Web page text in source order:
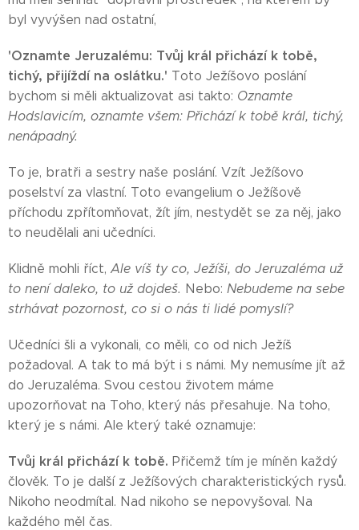
byl vyvýšen nad ostatní,
'Oznamte Jeruzalému: Tvůj král přichází k tobě,
tichý, přijíždí na oslátku.' Toto Ježíšovo poslání
bychom si měli aktualizovat asi takto: Oznamte
Hodslavicím, oznamte všem: Přichází k tobě král, tichý,
nenápadný.
To je, bratři a sestry naše poslání. Vzít Ježíšovo
poselství za vlastní. Toto evangelium o Ježíšově
příchodu zpřítomňovat, žít jím, nestydět se za něj, jako
to neudělali ani učedníci.
Klidně mohli říct, Ale víš ty co, Ježíši, do Jeruzaléma už
to není daleko, to už dojdeš. Nebo: Nebudeme na sebe
strhávat pozornost, co si o nás ti lidé pomyslí?
Učedníci šli a vykonali, co měli, co od nich Ježíš
požadoval. A tak to má být i s námi. My nemusíme jít až
do Jeruzaléma. Svou cestou životem máme
upozorňovat na Toho, který nás přesahuje. Na toho,
který je s námi. Ale který také oznamuje:
Tvůj král přichází k tobě. Přičemž tím je míněn každý
člověk. To je další z Ježíšových charakteristických rysů.
Nikoho neodmítal. Nad nikoho se nepovyšoval. Na
každého měl čas.